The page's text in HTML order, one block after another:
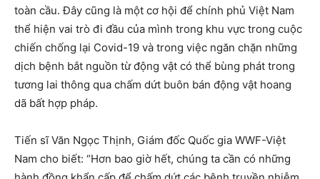
toàn cầu. Đây cũng là một cơ hội để chính phủ Việt Nam
thể hiện vai trò đi đầu của mình trong khu vực trong cuộc
chiến chống lại Covid-19 và trong việc ngăn chặn những
dịch bệnh bắt nguồn từ động vật có thể bùng phát trong
tương lai thông qua chấm dứt buôn bán động vật hoang
dã bất hợp pháp.
Tiến sĩ Văn Ngọc Thịnh, Giám đốc Quốc gia WWF-Việt
Nam cho biết: “Hơn bao giờ hết, chúng ta cần có những